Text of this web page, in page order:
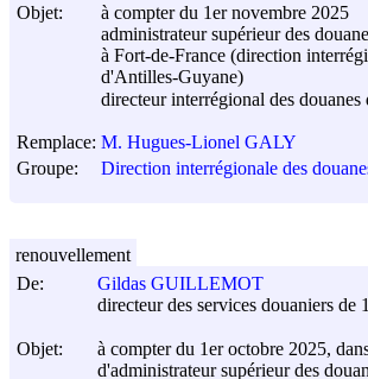
Objet:
à compter du 1er novembre 2025
administrateur supérieur des
à Fort-de-France (direction
d'Antilles-Guyane)
directeur interrégional des
Remplace: M. Hugues-Lionel GALY
Groupe:
Direction interrégionale des
De:
Gildas GUILLEMOT
directeur des services douaniers de
Objet:
à compter du 1er octobre 2025,
d'administrateur supérieur des
renouvellement